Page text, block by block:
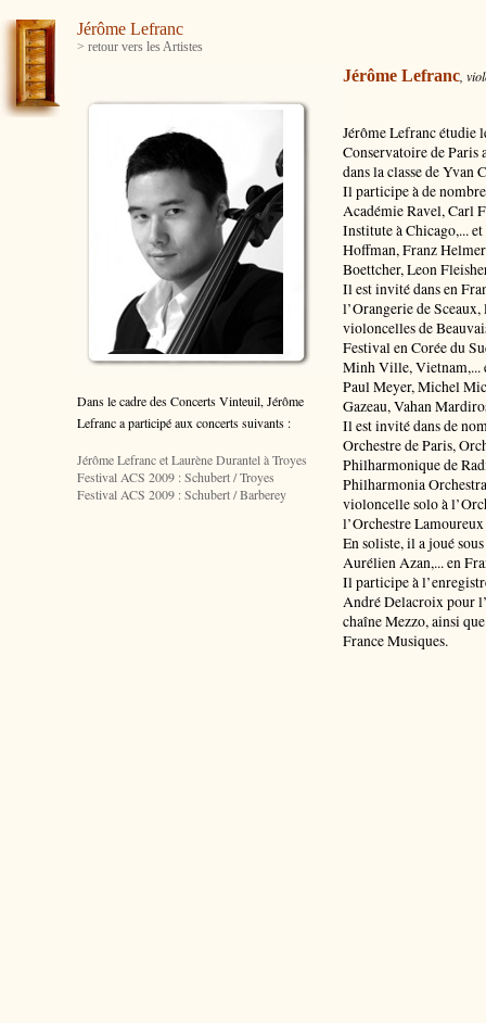
Jérôme Lefranc
> retour vers les Artistes
Jérôme Lefranc ,
Jérôme Lefranc étudie
Conservatoire de Paris
dans la classe de Yvan
Il participe à de
Académie Ravel, Carl
Institute à Chicago,...
Hoffman, Franz
Boettcher, Leon
Il est invité dans en
l’Orangerie de Sceaux,
violoncelles de
Festival en Corée du
Minh Ville, Vietnam,...
Paul Meyer, Michel
Gazeau, Vahan
Il est invité dans de
Orchestre de Paris,
Philharmonique de
Philharmonia
violoncelle solo à
l’Orchestre
En soliste, il a joué
Aurélien Azan,... en
Il participe à
André Delacroix pour
chaîne Mezzo, ainsi
France Musiques.
Dans le cadre des Concerts Vinteuil, Jérôme
Lefranc a participé aux concerts suivants :
Jérôme Lefranc et Laurène Durantel à Troyes
Festival ACS 2009 : Schubert / Troyes
Festival ACS 2009 : Schubert / Barberey